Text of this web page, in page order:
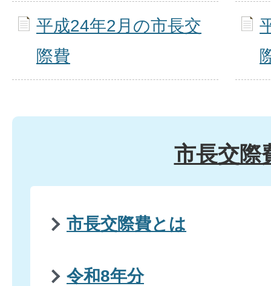
平成24年2月の市長交
際費
市長交際
市長交際費とは
令和8年分